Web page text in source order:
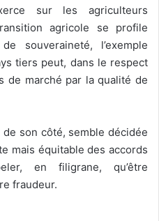
sur les agriculteurs
agricole se profile
souveraineté, l’exemple
tiers peut, dans le respect
de marché par la qualité de
son côté, semble décidée
mais équitable des accords
en filigrane, qu’être
fraudeur.